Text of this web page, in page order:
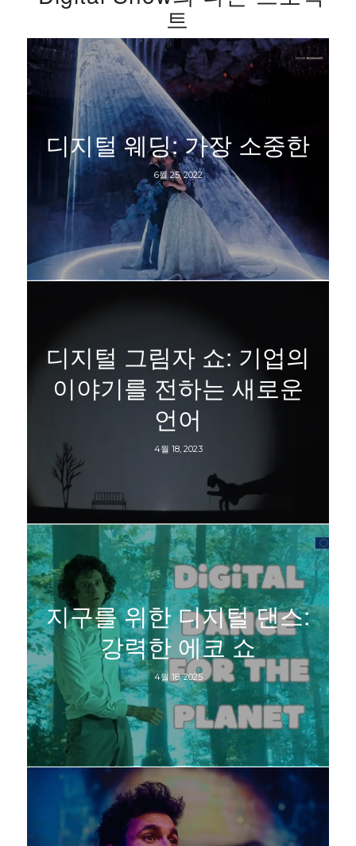
트
디지털 웨딩: 가장 소중한
6월 25, 2022
디지털 그림자 쇼: 기업의
이야기를 전하는 새로운
언어
4월 18, 2023
지구를 위한 디지털 댄스:
강력한 에코 쇼
4월 18, 2025